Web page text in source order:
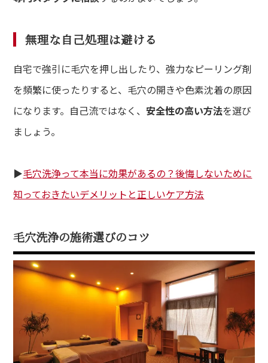
無理な自己処理は避ける
自宅で強引に毛穴を押し出したり、強力なピーリング剤
を頻繁に使ったりすると、毛穴の開きや色素沈着の原因
になります。自己流ではなく、安全性の高い方法を選び
ましょう。
▶︎毛穴洗浄って本当に効果があるの？後悔しないために
知っておきたいデメリットと正しいケア方法
毛穴洗浄の施術選びのコツ